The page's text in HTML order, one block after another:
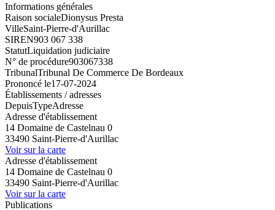
Informations générales
Raison socialeDionysus Presta
VilleSaint-Pierre-d'Aurillac
SIREN903 067 338
StatutLiquidation judiciaire
N° de procédure903067338
TribunalTribunal De Commerce De Bordeaux
Prononcé le17-07-2024
Établissements / adresses
DepuisTypeAdresse
Adresse d'établissement
14 Domaine de Castelnau 0
33490 Saint-Pierre-d'Aurillac
Voir sur la carte
Adresse d'établissement
14 Domaine de Castelnau 0
33490 Saint-Pierre-d'Aurillac
Voir sur la carte
Publications